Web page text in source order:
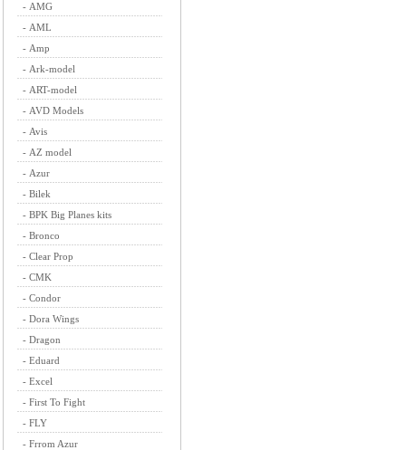
- AMG
- AML
- Amp
- Ark-model
- ART-model
- AVD Models
- Avis
- AZ model
- Azur
- Bilek
- BPK Big Planes kits
- Bronco
- Clear Prop
- CMK
- Condor
- Dora Wings
- Dragon
- Eduard
- Excel
- First To Fight
- FLY
- Frrom Azur